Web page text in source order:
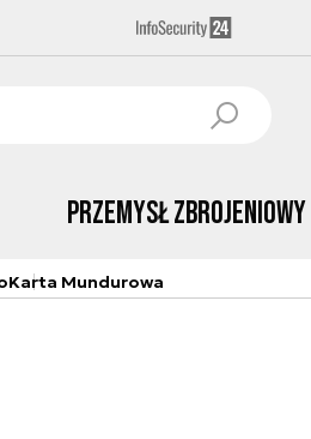
Przemysł Zbrojeniowy
Karta Mundurowa